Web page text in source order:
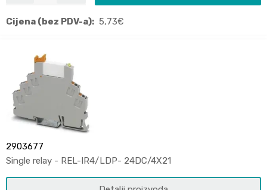
Cijena (bez PDV-a): 5,73€
2903677
Single relay - REL-IR4/LDP- 24DC/4X21